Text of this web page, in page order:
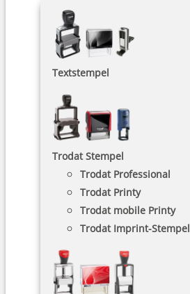
Textstempel
Trodat Stempel
Trodat Professional
Trodat Printy
Trodat mobile Printy
Trodat Imprint-Stempel